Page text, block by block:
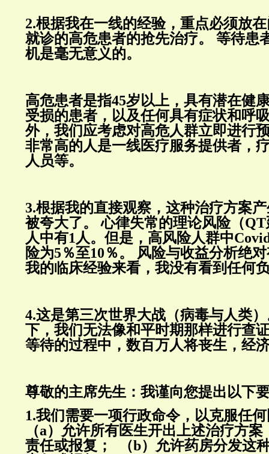
2.根据我在一线的经验，重点必须放
就诊的高危患者的抢先治疗。
等待患
机是毫无意义的。
高危患者是指45岁以上，具有潜在健
受损的患者，以及任何具有症状和呼
外，我们应考虑对高危人群立即进行
非常高的人是一线医疗服务提供者，
人员等。
3.根据我的直接观察，这种治疗方案
被夸大了。
心律失常的理论风险（QT
人中有1 人。但是，高风险人群中
险为5％至10％。
风险与收益分析绝
我的临床经验来看，我没有看到任何
4.这是第三次世界大战（病毒与人类
下，我们无法像和平时期那样进行查
等待的过程中，数百万人将丧生，经
尊敬的主席先生：我谨向您提出以下
1.我们需要一项行政命令，以克服任
（a）允许所有医生开出上述治疗方
责任或报复；
（b）允许药房分发这